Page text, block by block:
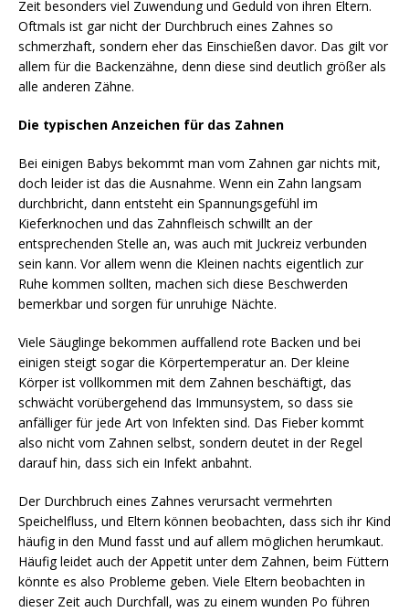
Zeit besonders viel Zuwendung und Geduld von ihren Eltern.
Oftmals ist gar nicht der Durchbruch eines Zahnes so
schmerzhaft, sondern eher das Einschießen davor. Das gilt vor
allem für die Backenzähne, denn diese sind deutlich größer als
alle anderen Zähne.
Die typischen Anzeichen für das Zahnen
Bei einigen Babys bekommt man vom Zahnen gar nichts mit,
doch leider ist das die Ausnahme. Wenn ein Zahn langsam
durchbricht, dann entsteht ein Spannungsgefühl im
Kieferknochen und das Zahnfleisch schwillt an der
entsprechenden Stelle an, was auch mit Juckreiz verbunden
sein kann. Vor allem wenn die Kleinen nachts eigentlich zur
Ruhe kommen sollten, machen sich diese Beschwerden
bemerkbar und sorgen für unruhige Nächte.
Viele Säuglinge bekommen auffallend rote Backen und bei
einigen steigt sogar die Körpertemperatur an. Der kleine
Körper ist vollkommen mit dem Zahnen beschäftigt, das
schwächt vorübergehend das Immunsystem, so dass sie
anfälliger für jede Art von Infekten sind. Das Fieber kommt
also nicht vom Zahnen selbst, sondern deutet in der Regel
darauf hin, dass sich ein Infekt anbahnt.
Der Durchbruch eines Zahnes verursacht vermehrten
Speichelfluss, und Eltern können beobachten, dass sich ihr Kind
häufig in den Mund fasst und auf allem möglichen herumkaut.
Häufig leidet auch der Appetit unter dem Zahnen, beim Füttern
könnte es also Probleme geben. Viele Eltern beobachten in
dieser Zeit auch Durchfall, was zu einem wunden Po führen